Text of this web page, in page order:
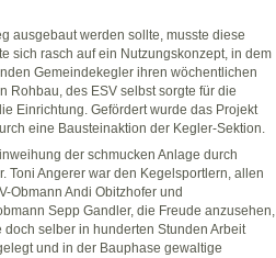
ausgebaut werden sollte, musste diese
sich rasch auf ein Nutzungskonzept, in dem
Gemeindekegler ihren wöchentlichen
Rohbau, des ESV selbst sorgte für die
Einrichtung. Gefördert wurde das Projekt
eine Bausteinaktion der Kegler-Sektion.
der schmucken Anlage durch
Toni Angerer war den Kegelsportlern, allen
Obmann Andi Obitzhofer und
Sepp Gandler, die Freude anzusehen,
doch selber in hunderten Stunden Arbeit
und in der Bauphase gewaltige